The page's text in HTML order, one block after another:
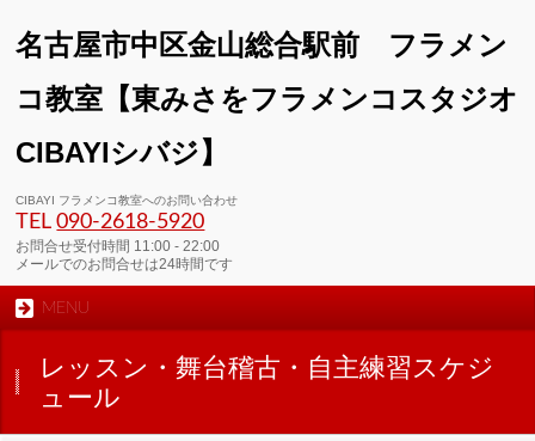
名古屋市中区金山総合駅前 フラメン
コ教室【東みさをフラメンコスタジオ
CIBAYIシバジ】
CIBAYI フラメンコ教室へのお問い合わせ
TEL090-2618‐5920
お問合せ受付時間 11:00 - 22:00
メールでのお問合せは24時間です
MENU
レッスン・舞台稽古・自主練習スケジ
ュール
01:00
02:00
03:00